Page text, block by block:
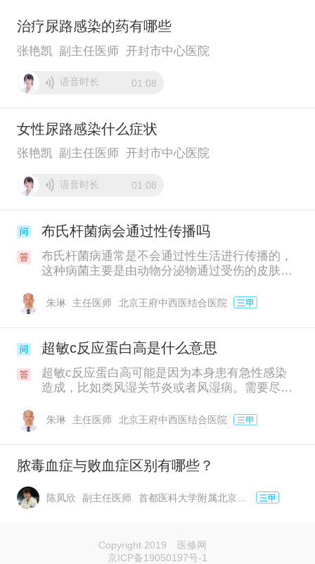
治疗尿路感染的药有哪些
张艳凯 副主任医师 开封市中心医院
语音时长 01:08
女性尿路感染什么症状
张艳凯 副主任医师 开封市中心医院
语音时长 01:08
布氏杆菌病会通过性传播吗
布氏杆菌病通常是不会通过性生活进行传播的，
这种病菌主要是由动物分泌物通过受伤的皮肤进
菌动物就有可能导致被感染。在感染后患者会出
朱琳 主任医师 北京王府中西医结合医院
超敏c反应蛋白高是什么意思
超敏c反应蛋白高可能是因为本身患有急性感染
造成，比如类风湿关节炎或者风湿病。需要尽快
关节炎，通常会导致关节有肿胀和疼痛感，甚至
朱琳 主任医师 北京王府中西医结合医院
脓毒血症与败血症区别有哪些？
陈凤欣 副主任医师
Copyright 2019
医修网
京ICP备19050197号-1